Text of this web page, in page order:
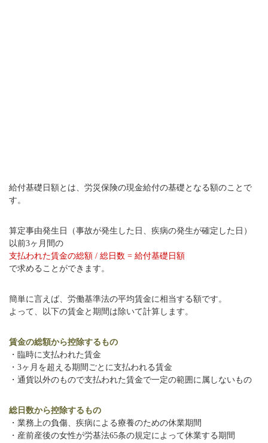
給付基礎日額とは、労災保険の現金給付の基礎となる額のことで
す。
算定事由発生日（事故が発生した日、疾病の発生が確定した日）
以前3ヶ月間の
支払われた賃金の総額 / 総日数 = 給付基礎日額
で求めることができます。
簡単に言えば、労働基準法の平均賃金に相当する額です。
よって、以下の賃金と期間は除いて計算します。
賃金の総額から控除するもの
・臨時に支払われた賃金
・3ヶ月を超える期間ごとに支払われる賃金
・通貨以外のもので支払われた賃金で一定の範囲に属しないもの
総日数から控除するもの
・業務上の負傷、疾病による療養のための休業期間
・産前産後の女性が労基法65条の規定によって休業する期間